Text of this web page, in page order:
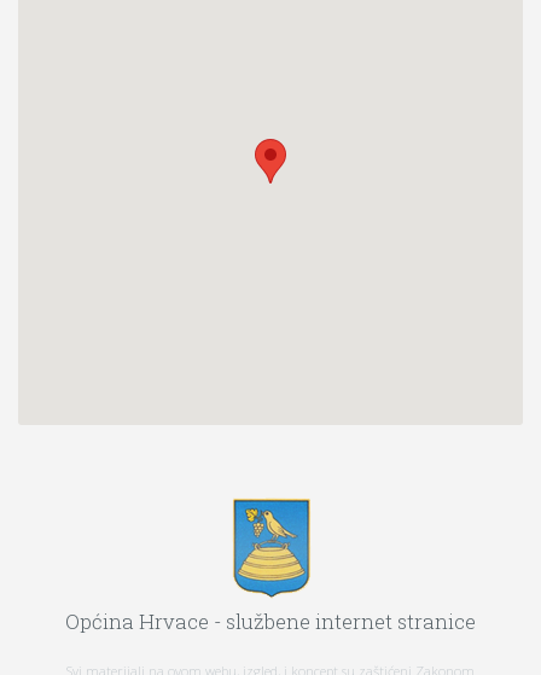
Općina Hrvace - službene internet stranice
Svi materijali na ovom webu, izgled, i koncept su zaštićeni Zakonom